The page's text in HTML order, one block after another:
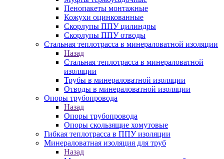
Пенопакеты монтажные
Кожухи оцинкованные
Скорлупы ППУ цилиндры
Скорлупы ППУ отводы
Стальная теплотрасса в минераловатной изоляции
Назад
Стальная теплотрасса в минераловатной
изоляции
Трубы в минераловатной изоляции
Отводы в минераловатной изоляции
Опоры трубопровода
Назад
Опоры трубопровода
Опоры скользящие хомутовые
Гибкая теплотрасса в ППУ изоляции
Минераловатная изоляция для труб
Назад